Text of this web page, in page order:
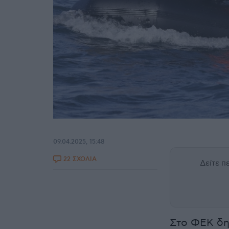
Δείτε
Στο ΦΕΚ
09.04.2025, 15:48
22 ΣΧΟΛΙΑ